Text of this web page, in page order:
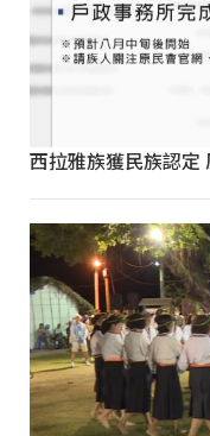
西拉雅族獲民族認定